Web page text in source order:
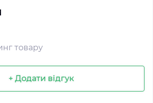
товару
+ Додати відгук